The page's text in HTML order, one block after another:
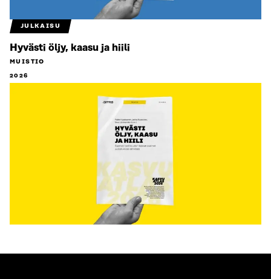
JULKAISU
Hyvästi öljy, kaasu ja hiili
MUISTIO
2026